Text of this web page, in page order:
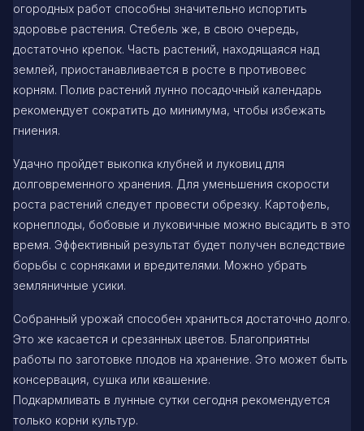
огородных работ способны значительно испортить
здоровье растения. Стебель же, в свою очередь,
достаточно крепок. Часть растений, находящаяся над
землей, приостанавливается в росте в противовес
корням. Полив растений лунно посадочный календарь
рекомендует сократить до минимума, чтобы избежать
гниения.
Удачно пройдет выкопка клубней и луковиц для
долговременного хранения. Для уменьшения скорости
роста растений следует провести обрезку. Картофель,
корнеплоды, бобовые и луковичные можно высадить в это
время. Эффективный результат будет получен вследствие
борьбы с сорняками и вредителями. Можно убрать
земляничные усики.
Собранный урожай способен храниться достаточно долго.
Это же касается и срезанных цветов. Благоприятны
работы по заготовке плодов на хранение. Это может быть
консервация, сушка или квашение.
Подкармливать в лунные сутки сегодня рекомендуется
только корни культур.